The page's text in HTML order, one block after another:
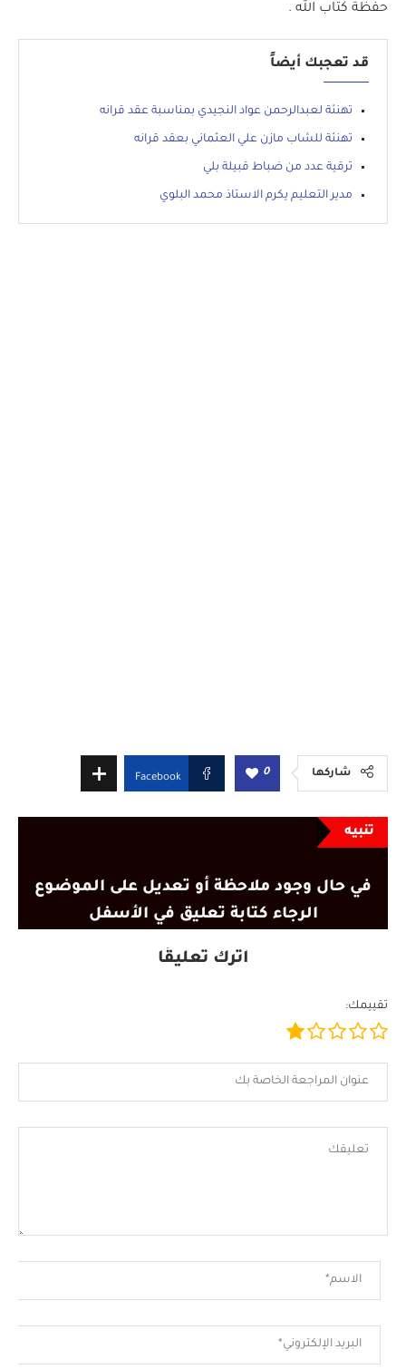
حفظة كتاب الله .
قد تعجبك أيضاً
تهنئة لعبدالرحمن عواد النجيدي بمناسبة عقد قرانه
تهنئة للشاب مازن علي العثماني بعقد قرانه
ترقية عدد من ضباط قبيلة بلي
مدير التعليم يكرم الاستاذ محمد البلوي
شاركها 0
Facebook
تنبيه
في حال وجود ملاحظة أو تعديل على الموضوع
الرجاء كتابة تعليق في الأسفل
اترك تعليقًا
تقييمك: